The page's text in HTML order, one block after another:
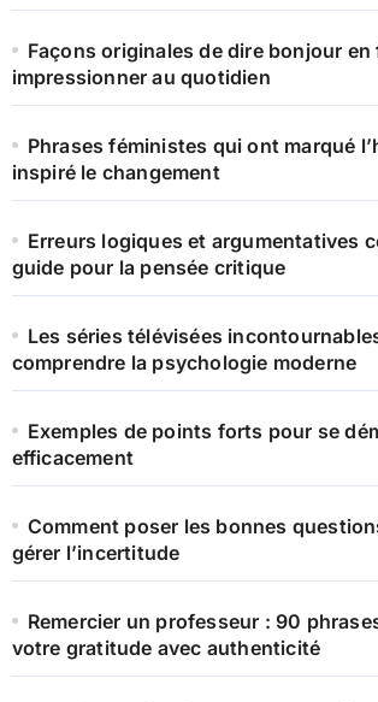
Façons originales de dire bonjour
impressionner au quotidien
Phrases féministes qui ont marqué
inspiré le changement
Erreurs logiques et argumentatives
guide pour la pensée critique
Les séries télévisées
comprendre la psychologie moderne
Exemples de points forts pour se
efficacement
Comment poser les bonnes
gérer l’incertitude
Remercier un professeur : 90
votre gratitude avec authenticité